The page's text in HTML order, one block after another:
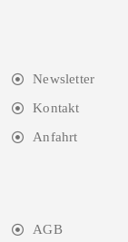
Newsletter
Kontakt
Anfahrt
AGB